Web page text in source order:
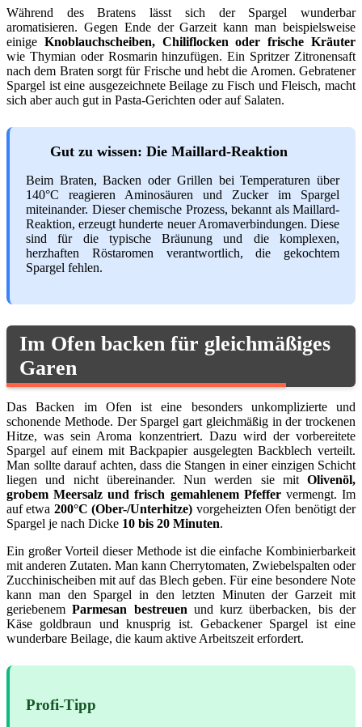
Während des Bratens lässt sich der Spargel wunderbar
aromatisieren. Gegen Ende der Garzeit kann man beispielsweise
einige Knoblauchscheiben, Chiliflocken oder frische Kräuter
wie Thymian oder Rosmarin hinzufügen. Ein Spritzer Zitronensaft
nach dem Braten sorgt für Frische und hebt die Aromen. Gebratener
Spargel ist eine ausgezeichnete Beilage zu Fisch und Fleisch, macht
sich aber auch gut in Pasta-Gerichten oder auf Salaten.
Gut zu wissen: Die Maillard-Reaktion
Beim Braten, Backen oder Grillen bei Temperaturen über
140°C reagieren Aminosäuren und Zucker im Spargel
miteinander. Dieser chemische Prozess, bekannt als Maillard-
Reaktion, erzeugt hunderte neuer Aromaverbindungen. Diese
sind für die typische Bräunung und die komplexen,
herzhaften Röstaromen verantwortlich, die gekochtem
Spargel fehlen.
Im Ofen backen für gleichmäßiges
Garen
Das Backen im Ofen ist eine besonders unkomplizierte und
schonende Methode. Der Spargel gart gleichmäßig in der trockenen
Hitze, was sein Aroma konzentriert. Dazu wird der vorbereitete
Spargel auf einem mit Backpapier ausgelegten Backblech verteilt.
Man sollte darauf achten, dass die Stangen in einer einzigen Schicht
liegen und nicht übereinander. Nun werden sie mit Olivenöl,
grobem Meersalz und frisch gemahlenem Pfeffervermengt. Im
auf etwa 200°C (Ober-/Unterhitze) vorgeheizten Ofen benötigt der
Spargel je nach Dicke 10 bis 20 Minuten.
Ein großer Vorteil dieser Methode ist die einfache Kombinierbarkeit
mit anderen Zutaten. Man kann Cherrytomaten, Zwiebelspalten oder
Zucchinischeiben mit auf das Blech geben. Für eine besondere Note
kann man den Spargel in den letzten Minuten der Garzeit mit
geriebenemParmesan bestreuen und kurz überbacken, bis der
Käse goldbraun und knusprig ist. Gebackener Spargel ist eine
wunderbare Beilage, die kaum aktive Arbeitszeit erfordert.
Profi-Tipp